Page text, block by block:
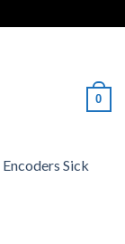
0
Encoders Sick